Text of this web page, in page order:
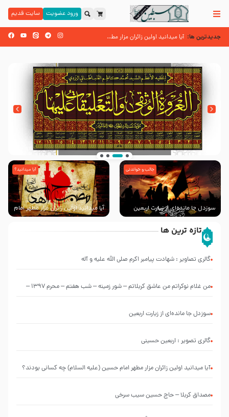
ورود عضویت سایت قدیم
جدیدترین ها: آیا میدانید اولین زائران مزار مطهر امام حسین (علیه السلام) چه کسانی بود
اسنادی کهن دال بر شهرت زیارت اربعین نزد امامیه در قرن ۶ و ۷ هجری زائران اربعین حسینی
انتشار کتاب ” العروة الوثقى و التعليقات عليها”
با طرحی بسیار زیبا و شکیل
سوزدل جا مانده‌ای از زیارت اربعین
جالب و خواندنی
آیا میدانید اولین زائران مزار مطهر امام
حسین (علیه السلام) چه کسانی
آیا میدانید؟
تازه ترین ها
گالری تصاویر : شهادت پیامبر اکرم صلی الله علیه و آله
من غلام نوکراتم من عاشق کربلاتم – شور زمینه – شب هفتم – محرم 1397 –
سوزدل جا مانده‌ای از زیارت اربعین
گالری تصویر : اربعین حسینی
آیا میدانید اولین زائران مزار مطهر امام حسین (علیه السلام) چه کسانی بودند؟
مصداق کربلا – حاج حسین سیب سرخی